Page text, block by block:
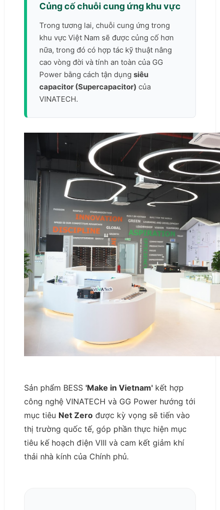
Củng cố chuỗi cung ứng khu vực
Trong tương lai, chuỗi cung ứng trong
khu vực Việt Nam sẽ được củng cố hơn
nữa, trong đó có hợp tác kỹ thuật nâng
cao vòng đời và tính an toàn của GG
Power bằng cách tận dụng siêu
capacitor (Supercapacitor) của
VINATECH.
Sản phẩm BESS 'Make in Vietnam' kết hợp
công nghệ VINATECH và GG Power hướng tới
mục tiêu Net Zero được kỳ vọng sẽ tiến vào
thị trường quốc tế, góp phần thực hiện mục
tiêu kế hoạch điện VIII và cam kết giảm khí
thải nhà kính của Chính phủ.